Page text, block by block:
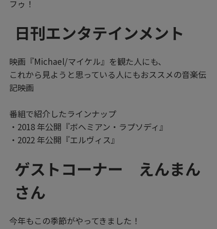
フゥ！
日刊エンタテインメント
映画『Michael/マイケル』を観た人にも、
これから見ようと思っている人にもおススメの音楽伝
記映画
番組で紹介したラインナップ
・2018 年公開『ボヘミアン・ラプソディ』
・2022 年公開『エルヴィス』
ゲストコーナー えんまん
さん
今年もこの季節がやってきました！